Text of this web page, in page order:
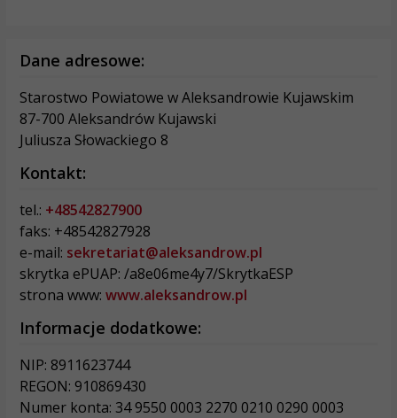
Dane adresowe:
Starostwo Powiatowe w Aleksandrowie Kujawskim
87-700 Aleksandrów Kujawski
Juliusza Słowackiego 8
Kontakt:
tel.: +48542827900
faks: +48542827928
e-mail: sekretariat@aleksandrow.pl
skrytka ePUAP: /a8e06me4y7/SkrytkaESP
strona www: www.aleksandrow.pl
Informacje dodatkowe:
NIP: 8911623744
REGON: 910869430
Numer konta: 34 9550 0003 2270 0210 0290 0003